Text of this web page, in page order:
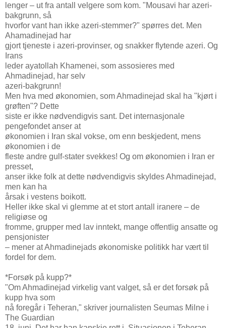
lenger – ut fra antall velgere som kom. "Mousavi har azeri-
bakgrunn, så
hvorfor vant han ikke azeri-stemmer?" spørres det. Men
Ahamadinejad har
gjort tjeneste i azeri-provinser, og snakker flytende azeri. Og
Irans
leder ayatollah Khamenei, som assosieres med
Ahmadinejad, har selv
azeri-bakgrunn!
Men hva med økonomien, som Ahmadinejad skal ha "kjørt i
grøften"? Dette
siste er ikke nødvendigvis sant. Det internasjonale
pengefondet anser at
økonomien i Iran skal vokse, om enn beskjedent, mens
økonomien i de
fleste andre gulf-stater svekkes! Og om økonomien i Iran er
presset,
anser ikke folk at dette nødvendigvis skyldes Ahmadinejad,
men kan ha
årsak i vestens boikott.
Heller ikke skal vi glemme at et stort antall iranere – de
religiøse og
fromme, grupper med lav inntekt, mange offentlig ansatte og
pensjonister
– mener at Ahmadinejads økonomiske politikk har vært til
fordel for dem.
*Forsøk på kupp?*
"Om Ahmadinejad virkelig vant valget, så er det forsøk på
kupp hva som
nå foregår i Teheran," skriver journalisten Seumas Milne i
The Guardian